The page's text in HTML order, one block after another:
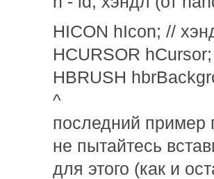
HICON hIcon; //
HCURSOR
HBRUSH
^
последний пример
не пытайтесь
для этого (как и